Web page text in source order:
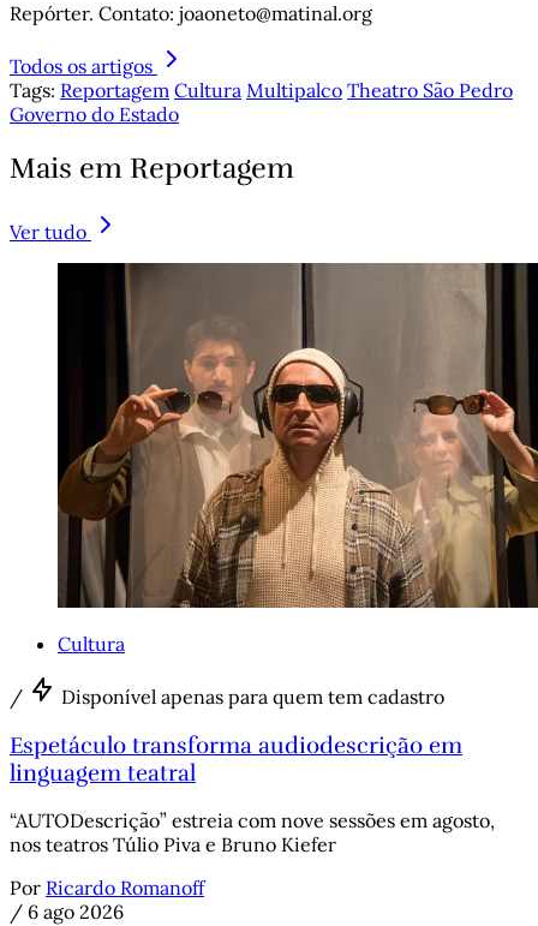
Repórter. Contato: joaoneto@matinal.org
Todos os artigos
Tags: Reportagem Cultura Multipalco Theatro São Pedro
Governo do Estado
Mais em Reportagem
Ver tudo
Cultura
/ Disponível apenas para quem tem cadastro
Espetáculo transforma audiodescrição em
linguagem teatral
“AUTODescrição” estreia com nove sessões em agosto,
nos teatros Túlio Piva e Bruno Kiefer
Por Ricardo Romanoff
/ 6 ago 2026